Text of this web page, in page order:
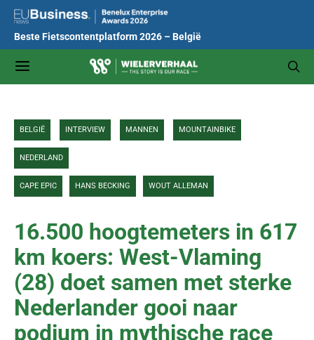
Beste Fietscontentplatform 2026 – België
BELGIË INTERVIEW MANNEN MOUNTAINBIKE
NEDERLAND
CAPE EPIC HANS BECKING WOUT ALLEMAN
16.500 hoogtemeters in 617
km koers: West-Vlaming
(28) doet samen met sterke
Nederlander gooi naar
podium in mythische race